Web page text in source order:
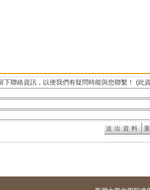
下聯絡資訊，以便我們有疑問時能與您聯繫！ (此